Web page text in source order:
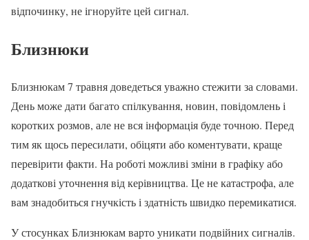
відпочинку, не ігноруйте цей сигнал.
Близнюки
Близнюкам 7 травня доведеться уважно стежити за словами.
День може дати багато спілкування, новин, повідомлень і
коротких розмов, але не вся інформація буде точною. Перед
тим як щось пересилати, обіцяти або коментувати, краще
перевірити факти. На роботі можливі зміни в графіку або
додаткові уточнення від керівництва. Це не катастрофа, але
вам знадобиться гнучкість і здатність швидко перемикатися.
У стосунках Близнюкам варто уникати подвійних сигналів.